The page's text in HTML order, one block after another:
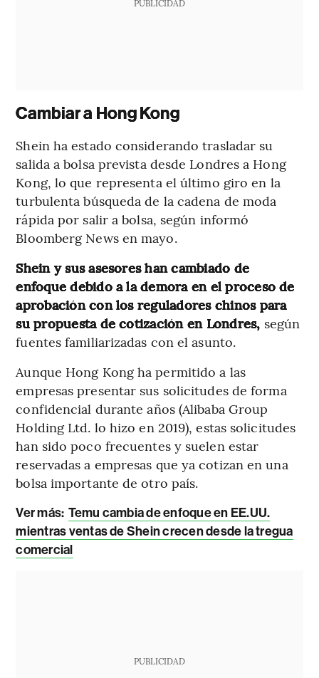
PUBLICIDAD
Cambiar a Hong Kong
Shein ha estado considerando trasladar su
salida a bolsa prevista desde Londres a Hong
Kong, lo que representa el último giro en la
turbulenta búsqueda de la cadena de moda
rápida por salir a bolsa, según informó
Bloomberg News en mayo.
Shein y sus asesores han cambiado de
enfoque debido a la demora en el proceso de
aprobación con los reguladores chinos para
su propuesta de cotización en Londres, según
fuentes familiarizadas con el asunto.
Aunque Hong Kong ha permitido a las
empresas presentar sus solicitudes de forma
confidencial durante años (Alibaba Group
Holding Ltd. lo hizo en 2019), estas solicitudes
han sido poco frecuentes y suelen estar
reservadas a empresas que ya cotizan en una
bolsa importante de otro país.
Ver más: Temu cambia de enfoque en EE.UU.
mientras ventas de Shein crecen desde la tregua
comercial
PUBLICIDAD